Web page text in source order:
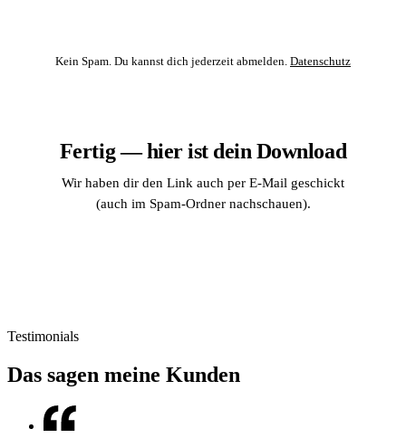
Kein Spam. Du kannst dich jederzeit abmelden. Datenschutz
Fertig — hier ist dein Download
Wir haben dir den Link auch per E-Mail geschickt
(auch im Spam-Ordner nachschauen).
Testimonials
Das sagen meine Kunden